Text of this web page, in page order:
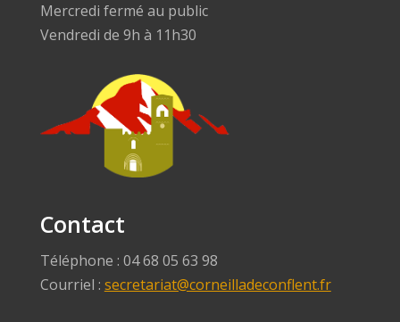
Mercredi fermé au public
Vendredi de 9h à 11h30
Contact
Téléphone : 04 68 05 63 98
Courriel : secretariat@corneilladeconflent.fr